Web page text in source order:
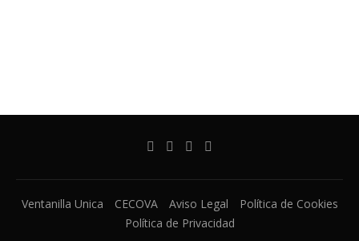
Ventanilla Unica CECOVA Aviso Legal
Política de Cookies
Política de Privacidad